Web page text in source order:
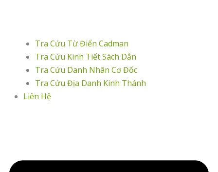
Tra Cứu Từ Điển Cadman
Tra Cứu Kinh Tiết Sách Dẫn
Tra Cứu Danh Nhân Cơ Đốc
Tra Cứu Địa Danh Kinh Thánh
Liên Hệ